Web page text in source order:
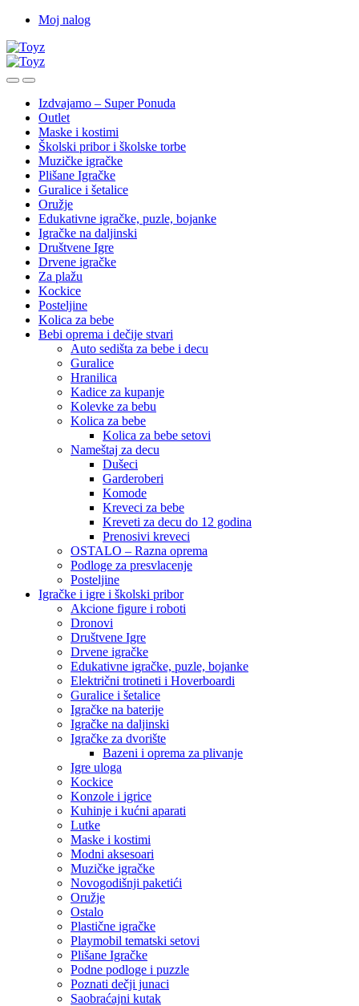
Skip
navigation
Skip
content
Moj nalog
Izdvajamo – Super Ponuda
Outlet
Maske i kostimi
Školski pribor i školske torbe
Muzičke igračke
Plišane Igračke
Guralice i šetalice
Oružje
Edukativne igračke, puzle, bojanke
Igračke na daljinski
Društvene Igre
Drvene igračke
Za plažu
Kockice
Posteljine
Kolica za bebe
Bebi oprema i dečije stvari
Auto sedišta za bebe i decu
Guralice
Hranilica
Kadice za kupanje
Kolevke za bebu
Kolica za bebe
Kolica za bebe setovi
Nameštaj za decu
Dušeci
Garderoberi
Komode
Kreveci za bebe
Kreveti za decu do 12 godina
Prenosivi kreveci
OSTALO – Razna oprema
Podloge za presvlacenje
Posteljine
Igračke i igre i školski pribor
Akcione figure i roboti
Dronovi
Društvene Igre
Drvene igračke
Edukativne igračke, puzle, bojanke
Električni trotineti i Hoverboardi
Guralice i šetalice
Igračke na baterije
Igračke na daljinski
‎Igračke za dvorište
Bazeni i oprema za plivanje
Igre uloga
Kockice
Konzole i igrice
Kuhinje i kućni aparati
Lutke
Maske i kostimi
Modni aksesoari
Muzičke igračke
Novogodišnji paketići
Oružje
Ostalo
Plastične igračke
Playmobil tematski setovi
Plišane Igračke
Podne podloge i puzzle
Poznati dečji junaci
Saobraćajni kutak